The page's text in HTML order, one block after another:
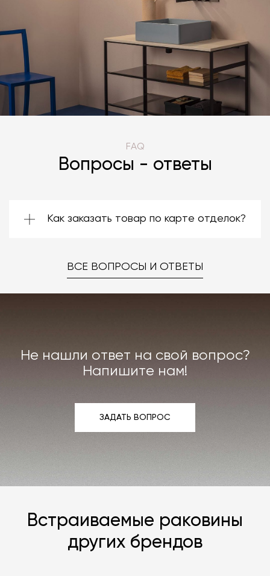
FAQ
Вопросы - ответы
Как заказать товар по карте отделок?
выбрать среди них ту, которая подойдёт
именно вам. Даже если на странице товара
ВСЕ ВОПРОСЫ И ОТВЕТЫ
Не нашли ответ на свой вопрос?
Напишите нам!
ЗАДАТЬ ВОПРОС
Встраиваемые раковины
других брендов